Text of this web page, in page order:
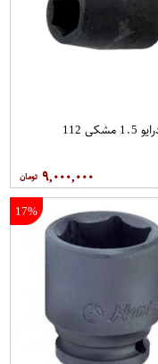
112
۹,۰۰۰,۰۰۰
17%